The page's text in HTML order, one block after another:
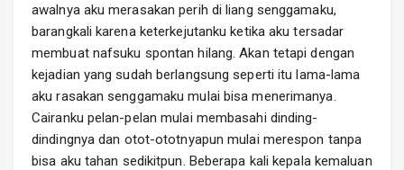
awalnya aku merasakan perih di liang senggamaku,
barangkali karena keterkejutanku ketika aku tersadar
membuat nafsuku spontan hilang. Akan tetapi dengan
kejadian yang sudah berlangsung seperti itu lama-lama
aku rasakan senggamaku mulai bisa menerimanya.
Cairanku pelan-pelan mulai membasahi dinding-
dindingnya dan otot-ototnyapun mulai merespon tanpa
bisa aku tahan sedikitpun. Beberapa kali kepala kemaluan